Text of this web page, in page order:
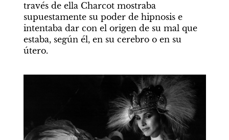
través de ella Charcot mostraba
supuestamente su poder de hipnosis e
intentaba dar con el origen de su mal que
estaba, según él, en su cerebro o en su
útero.